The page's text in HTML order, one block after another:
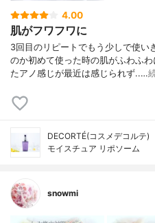
4.00
肌がフワフワに
3回目のリピートでもう少しで使い
のか初めて使った時の肌がふわふ
たアノ感じが最近は感じられず..…
DECORTÉ(コスメデコルテ)
モイスチュア リポソーム
snowmi